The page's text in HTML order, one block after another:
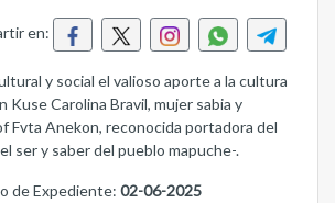
en:
y social el valioso aporte a la cultura
Kuse Carolina Bravil, mujer sabia y
Fvta Anekon, reconocida portadora del
ser y saber del pueblo mapuche-.
de Expediente: 02-06-2025